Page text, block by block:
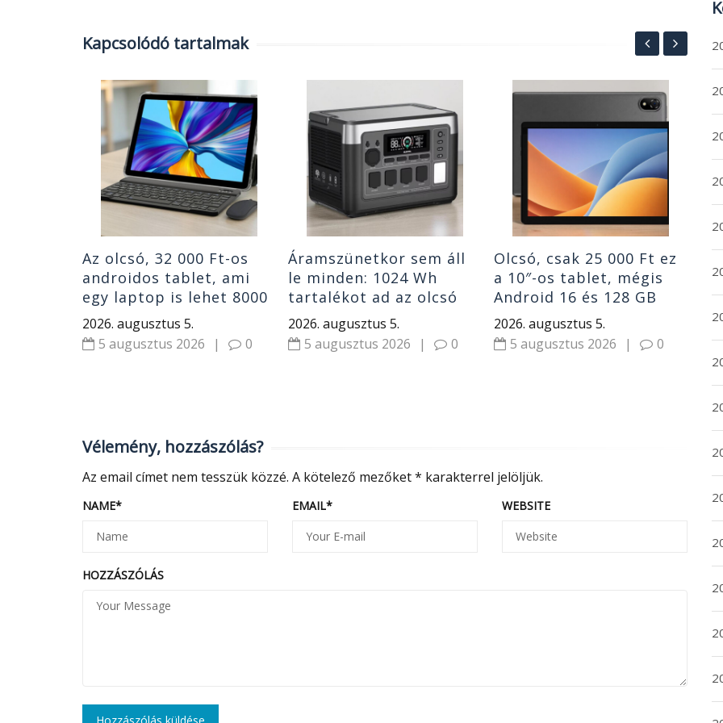
Kapcsolódó tartalmak
Az olcsó, 32 000 Ft-os
androidos tablet, ami
egy laptop is lehet 8000
mAh akkuval
2026. augusztus 5.
5 augusztus 2026
| 0
Áramszünetkor sem áll
le minden: 1024 Wh
tartalékot ad az olcsó
OUKITEL P1000 Plus
hordozható áramforrás
2026. augusztus 5.
5 augusztus 2026
| 0
Olcsó, csak 25 000 Ft ez
a 10″-os tablet, mégis
Android 16 és 128 GB
tárhely jár hozzá
2026. augusztus 5.
5 augusztus 2026
| 0
Vélemény, hozzászólás?
Az email címet nem tesszük közzé. A kötelező mezőket* karakterrel jelöljük.
NAME* EMAIL* WEBSITE
HOZZÁSZÓLÁS